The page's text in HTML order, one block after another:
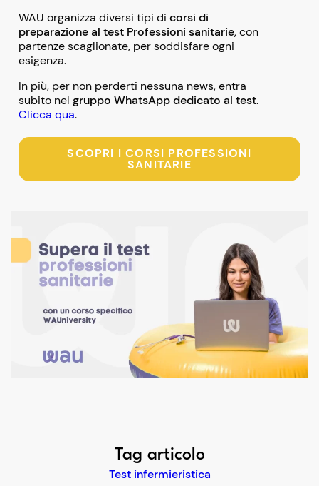
WAU organizza diversi tipi di corsi di
preparazione al test Professioni sanitarie, con
partenze scaglionate, per soddisfare ogni
esigenza.
In più, per non perderti nessuna news, entra
subito nel gruppo WhatsApp dedicato al test.
Clicca qua.
SCOPRI I CORSI PROFESSIONI
SANITARIE
Tag articolo
Test infermieristica